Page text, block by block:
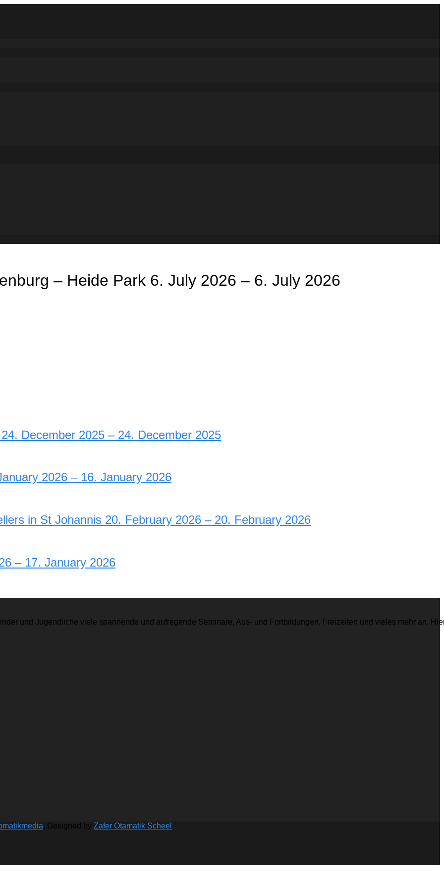
– Heide Park 6. July 2026 – 6. July 2026
December 2025 – 24. December 2025
2026 – 16. January 2026
in St Johannis 20. February 2026 – 20. February 2026
– 17. January 2026
und Jugendliche viele spannende und aufregende Seminare, Aus- und Fortbildungen, Freizeiten und vieles mehr an.
, Designed by Zafer Otamatik Scheel